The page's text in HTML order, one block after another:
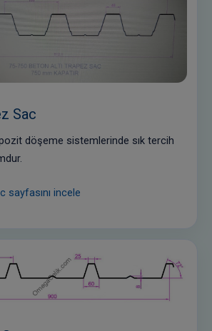
Sac
döşeme sistemlerinde sık tercih
sayfasını incele